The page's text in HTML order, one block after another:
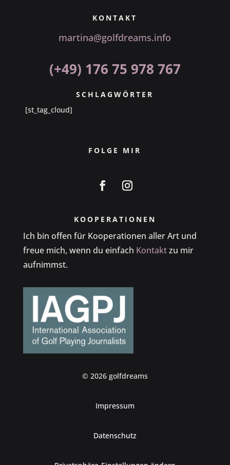
KONTAKT
martina@golfdreams.info
(+49) 176 75 978 767
SCHLAGWÖRTER
[st_tag_cloud]
FOLGE MIR
KOOPERATIONEN
Ich bin offen für Kooperationen aller Art und
freue mich, wenn du einfach Kontaktzu mir
aufnimmst.
© 2026 golfdreams
Impressum
Datenschutz